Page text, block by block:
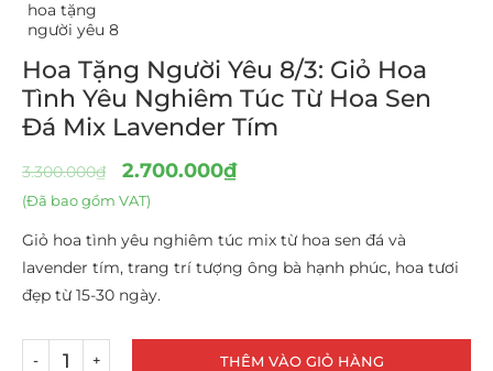
Hoa Tặng Người Yêu 8/3: Giỏ Hoa
Tình Yêu Nghiêm Túc Từ Hoa Sen
Đá Mix Lavender Tím
3.300.000₫ 2.700.000₫
(Đã bao gồm VAT)
Giỏ hoa tình yêu nghiêm túc mix từ hoa sen đá và
lavender tím, trang trí tượng ông bà hạnh phúc, hoa tươi
đẹp từ 15-30 ngày.
THÊM VÀO GIỎ HÀNG